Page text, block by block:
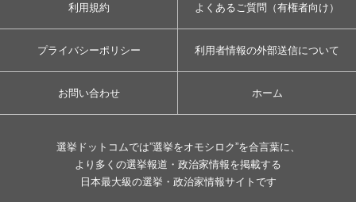
利用規約 よくあるご質問（有権者向け）
プライバシーポリシー 利用者情報の外部送信について
お問い合わせ ホーム
選挙ドットコムでは”選挙をオモシロク”を合言葉に、
より多くの選挙報道・政治家情報を掲載する
日本最大級の選挙・政治家情報サイトです